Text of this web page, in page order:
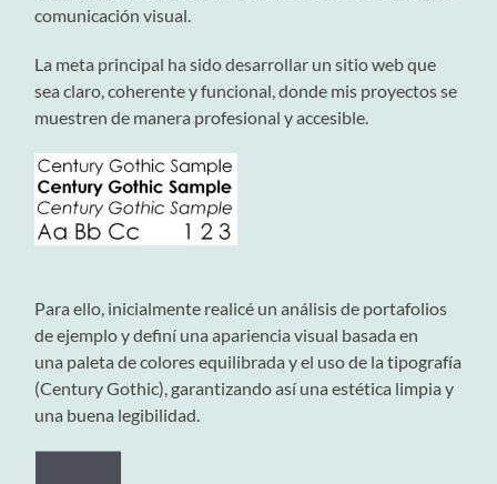
comunicación visual.
La meta principal ha sido desarrollar un sitio web que
sea claro, coherente y funcional, donde mis proyectos se
muestren de manera profesional y accesible.
Para ello, inicialmente realicé un análisis de portafolios
de ejemplo y definí una apariencia visual basada en
una paleta de colores equilibrada y el uso de la tipografía
(Century Gothic), garantizando así una estética limpia y
una buena legibilidad.